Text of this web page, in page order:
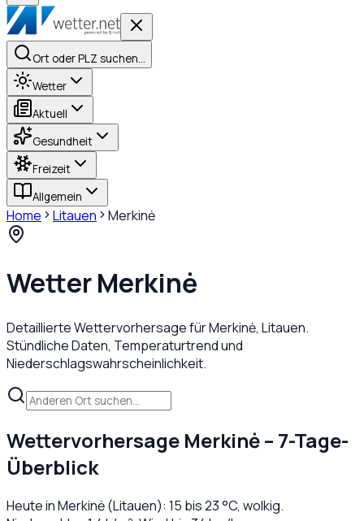
Ort oder PLZ suchen…
Wetter
Aktuell
Gesundheit
Freizeit
Allgemein
Home Litauen Merkinė
WetterMerkinė
Detaillierte Wettervorhersage fürMerkinė, Litauen.
Stündliche Daten, Temperaturtrend und
Niederschlagswahrscheinlichkeit.
Wettervorhersage Merkinė– 7-Tage-
Überblick
Heute inMerkinė(Litauen): 15 bis23°C, wolkig.